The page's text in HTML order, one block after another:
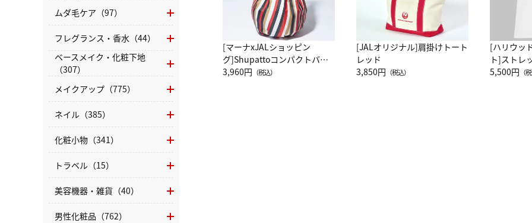
[マーナxJALショッピン
グ]Shupattoコンパクトバッ
グ Drop JAL客室乗務員
3,960円 （税込）
[JALオリジナル]肩掛けトート
レッド
3,850円 （税込）
[ハリウッ
ト]ストレ
ーネック
5,500円 （
ムダ毛ケア（97）
フレグランス・香水（44）
ベースメイク・化粧下地
（307）
メイクアップ（775）
ネイル（385）
化粧小物（341）
トラベル（15）
美容機器・雑貨（40）
男性化粧品（762）